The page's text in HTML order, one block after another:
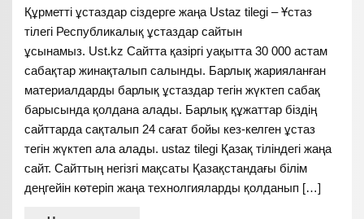
Құрметті ұстаздар сіздерге жаңа Ustaz tilegi – Ұстаз
тілегі Республикалық ұстаздар сайтын
ұсынамыз. Ust.kz Сайтта қазіргі уақытта 30 000 астам
сабақтар жинақталып салынды. Барлық жарияланған
материалдарды барлық ұстаздар тегін жүктеп сабақ
барысында қолдана алады. Барлық құжаттар біздің
сайттарда сақталып 24 сағат бойы кез-келген ұстаз
тегін жүктеп ала алады. ustaz tilegi Қазақ тіліндегі жаңа
сайт. Сайттың негізгі мақсаты Қазақстандағы білім
деңгейін көтеріп жаңа технолгияларды қолданып […]